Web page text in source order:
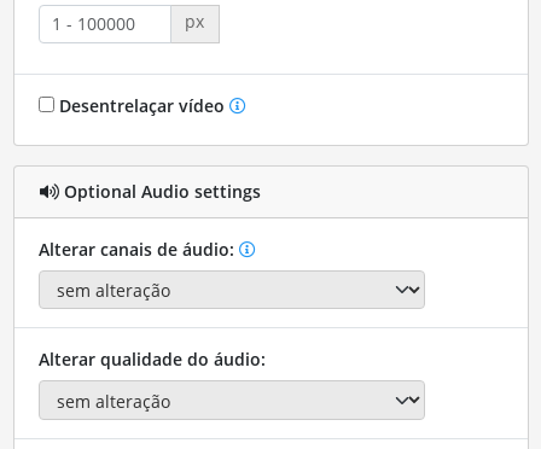
px
Desentrelaçar vídeo
Optional Audio settings
Alterar canais de áudio:
Alterar qualidade do áudio: